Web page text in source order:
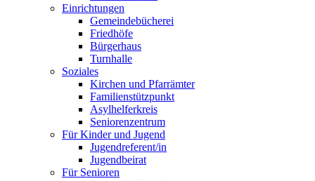
Einrichtungen
Gemeindebücherei
Friedhöfe
Bürgerhaus
Turnhalle
Soziales
Kirchen und Pfarrämter
Familienstützpunkt
Asylhelferkreis
Seniorenzentrum
Für Kinder und Jugend
Jugendreferent/in
Jugendbeirat
Für Senioren